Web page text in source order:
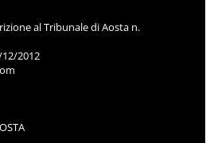
al Tribunale di Aosta n.
2012